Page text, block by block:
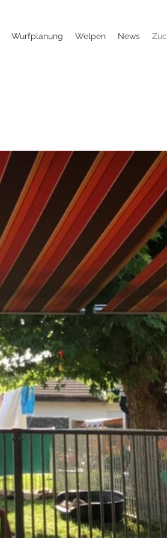
Wurfplanung Welpen News